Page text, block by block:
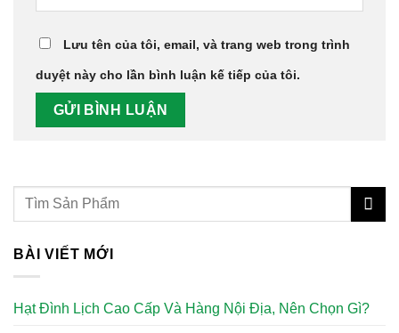
Lưu tên của tôi, email, và trang web trong trình
duyệt này cho lần bình luận kế tiếp của tôi.
BÀI VIẾT MỚI
Hạt Đình Lịch Cao Cấp Và Hàng Nội Địa, Nên Chọn Gì?